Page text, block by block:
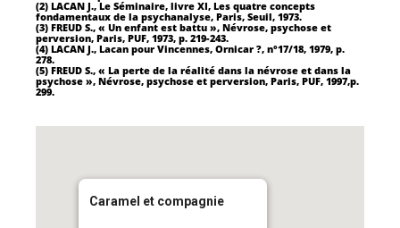
(2) LACAN J., Le Séminaire, livre XI, Les quatre concepts
fondamentaux de la psychanalyse, Paris, Seuil, 1973.
(3) FREUD S., « Un enfant est battu », Névrose, psychose et
perversion, Paris, PUF, 1973, p. 219-243.
(4) LACAN J., Lacan pour Vincennes, Ornicar ?, n°17/18, 1979, p.
278.
(5) FREUD S., « La perte de la réalité dans la névrose et dans la
psychose », Névrose, psychose et perversion, Paris, PUF, 1997,p.
299.
Caramel et compagnie